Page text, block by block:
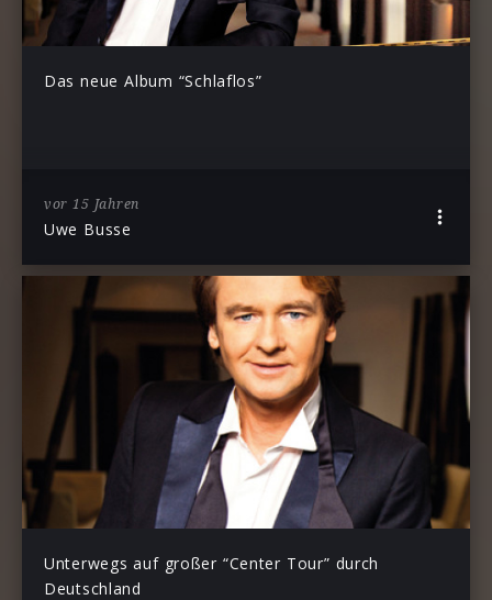
Das neue Album “Schlaflos”
vor 15 Jahren
Uwe Busse
Unterwegs auf großer “Center Tour” durch
Deutschland